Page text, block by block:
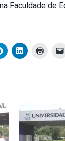
Faculdade de